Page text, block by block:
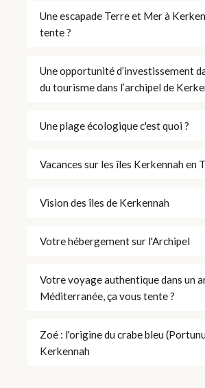
Une escapade Terre et Mer à
tente ?
Une opportunité d’investissement
du tourisme dans l’archipel de
Une plage écologique c'est quoi ?
Vacances sur les îles Kerkennah en
Vision des îles de Kerkennah
Votre hébergement sur l'Archipel
Votre voyage authentique dans un
Méditerranée, ça vous tente ?
Zoé : l'origine du crabe bleu
Kerkennah